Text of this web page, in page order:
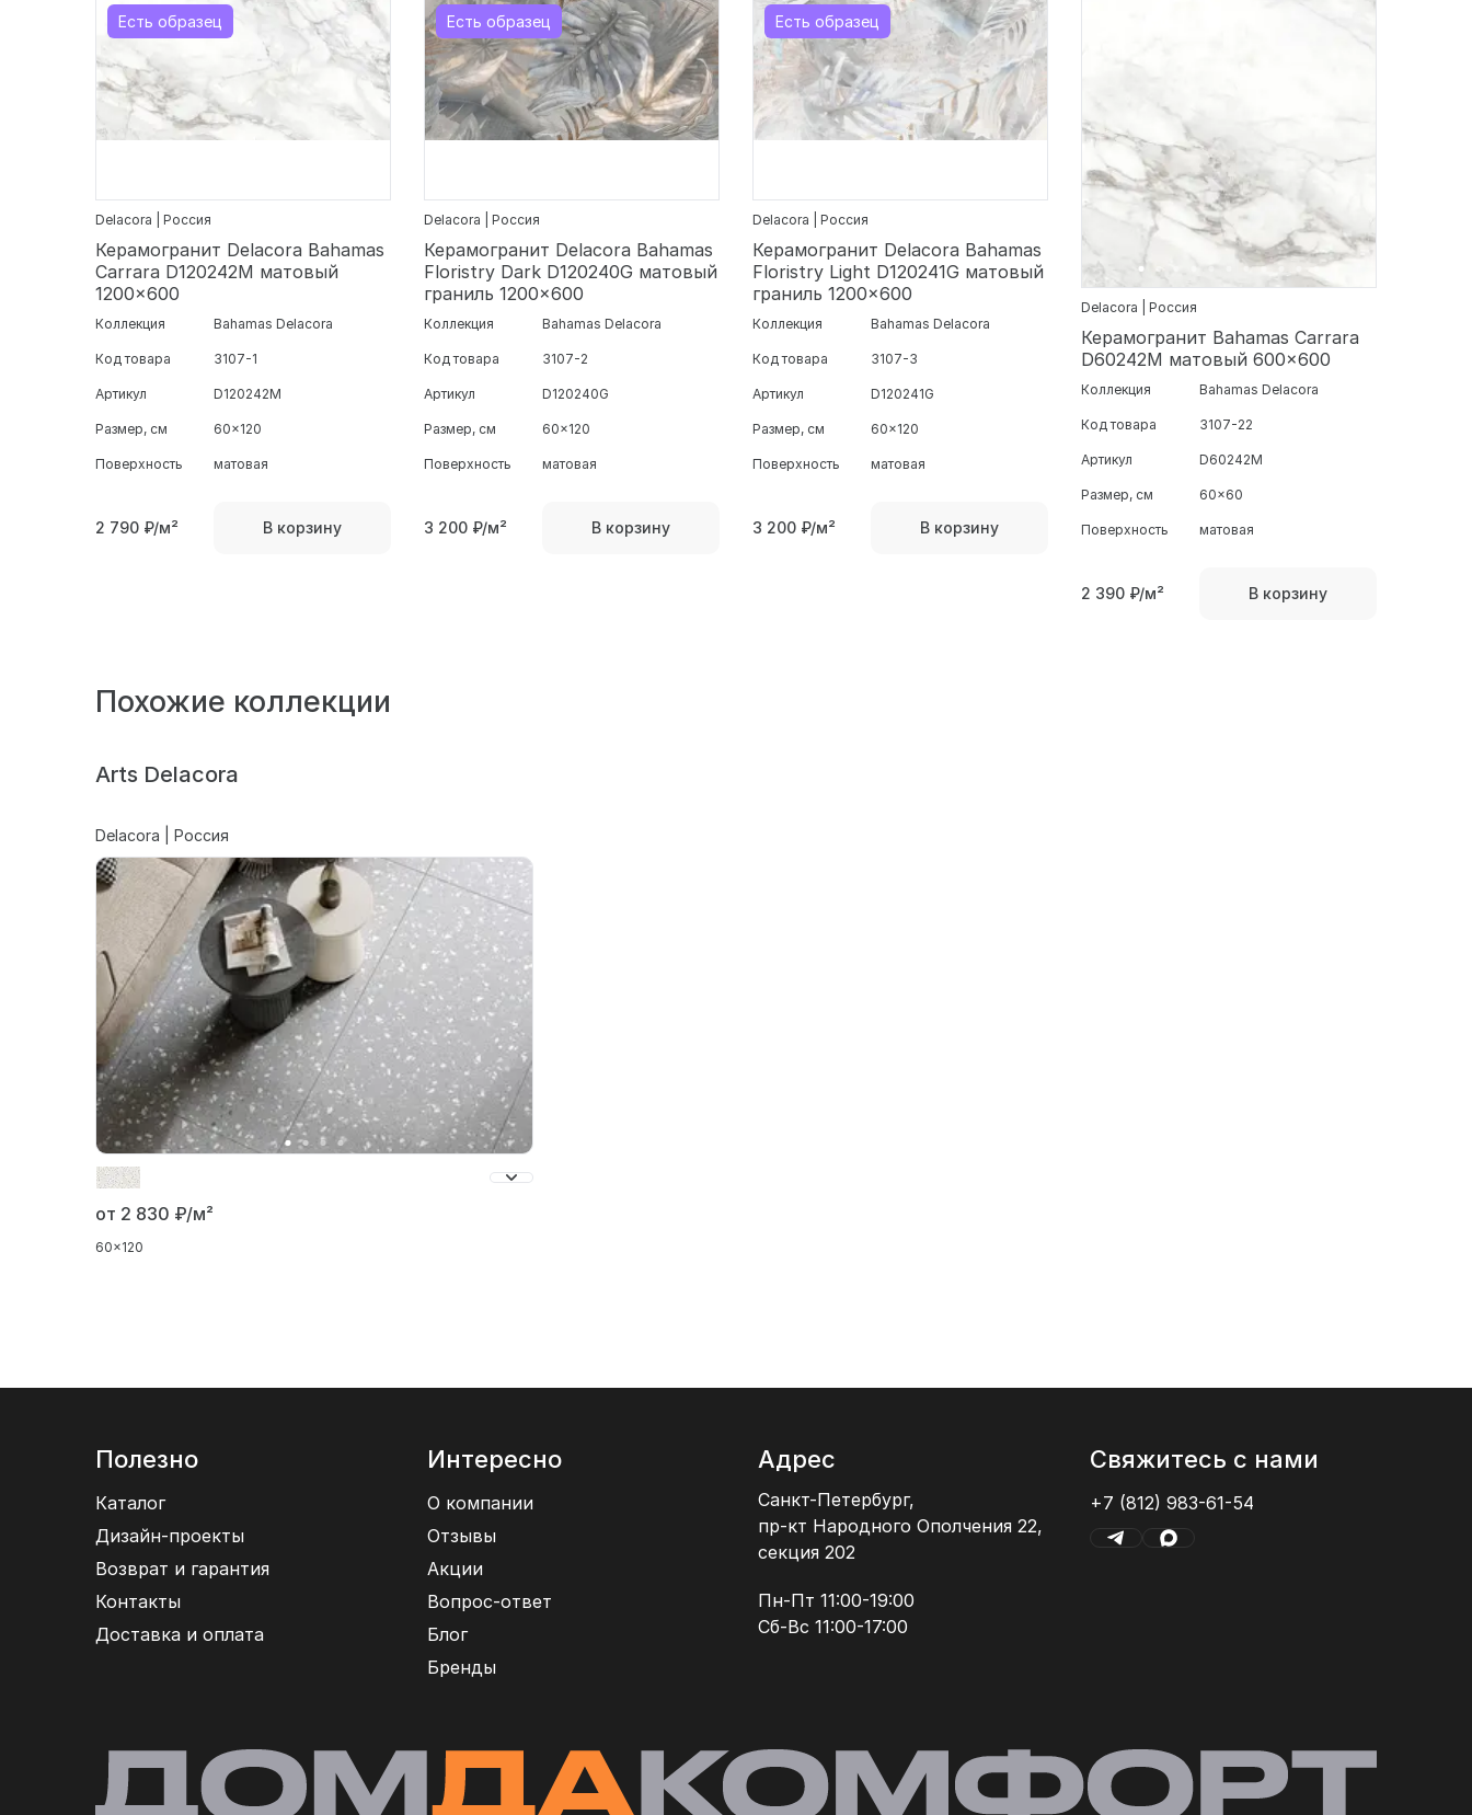
Есть образец
Delacora | Россия
Керамогранит Delacora Bahamas
Carrara D120242M матовый
1200x600
Коллекция Bahamas Delacora
Код товара 3107-1
Артикул D120242M
Размер, см 60x120
Поверхность матовая
2 790 ₽/м² В корзину
Есть образец
Delacora | Россия
Керамогранит Delacora Bahamas
Floristry Dark D120240G матовый
граниль 1200x600
Коллекция Bahamas Delacora
Код товара 3107-2
Артикул D120240G
Размер, см 60x120
Поверхность матовая
3 200 ₽/м² В корзину
Есть образец
Delacora | Россия
Керамогранит Delacora Bahamas
Floristry Light D120241G матовый
граниль 1200x600
Коллекция Bahamas Delacora
Код товара 3107-3
Артикул D120241G
Размер, см 60x120
Поверхность матовая
3 200 ₽/м² В корзину
Delacora | Россия
Керамогранит Bahamas Carrara
D60242M матовый 600x600
Коллекция Bahamas Delacora
Код товара 3107-22
Артикул D60242M
Размер, см 60x60
Поверхность матовая
2 390 ₽/м² В корзину
Похожие коллекции
Arts Delacora
Delacora | Россия
от 2 830 ₽/м²
60x120
Полезно
Каталог
Дизайн-проекты
Возврат и гарантия
Контакты
Доставка и оплата
Интересно
О компании
Отзывы
Акции
Вопрос-ответ
Блог
Бренды
Адрес
Санкт-Петербург,
пр-кт Народного Ополчения 22,
секция 202
Пн-Пт 11:00-19:00
Сб-Вс 11:00-17:00
Свяжитесь с нами
+7 (812) 983-61-54